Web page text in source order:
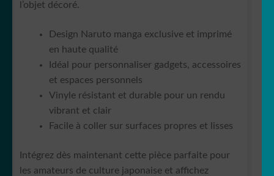
l’objet décoré.
Design Naruto manga exclusive et imprimé
en haute qualité
Idéal pour personnaliser gadgets, accessoires
et espaces personnels
Vinyle résistant et durable pour un rendu
vibrant et clair
Facile à coller sur surfaces propres et lisses
Intégrez dès maintenant cette pièce parfaite pour
les amateurs de culture japonaise et affichez